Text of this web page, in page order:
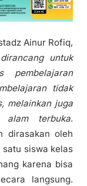
Ainur Rofiq,
untuk
pembelajaran
tidak
melainkan juga
alam terbuka.
dirasakan oleh
satu siswa kelas
karena bisa
langsung.